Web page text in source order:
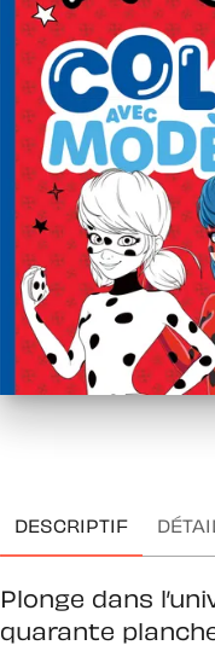
DESCRIPTIF
Plonge dans
quarante